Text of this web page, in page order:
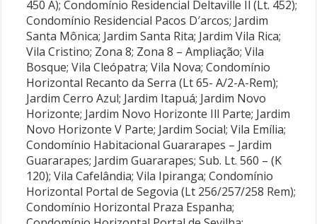
450 A); Condomínio Residencial Deltaville Il (Lt. 452);
Condomínio Residencial Pacos D′arcos; Jardim
Santa Mônica; Jardim Santa Rita; Jardim Vila Rica;
Vila Cristino; Zona 8; Zona 8 – Ampliação; Vila
Bosque; Vila Cleópatra; Vila Nova; Condomínio
Horizontal Recanto da Serra (Lt 65- A/2-A-Rem);
Jardim Cerro Azul; Jardim Itapuá; Jardim Novo
Horizonte; Jardim Novo Horizonte Ill Parte; Jardim
Novo Horizonte V Parte; Jardim Social; Vila Emília;
Condomínio Habitacional Guararapes – Jardim
Guararapes; Jardim Guararapes; Sub. Lt. 560 – (K
120); Vila Cafelândia; Vila Ipiranga; Condomínio
Horizontal Portal de Segovia (Lt 256/257/258 Rem);
Condomínio Horizontal Praza Espanha;